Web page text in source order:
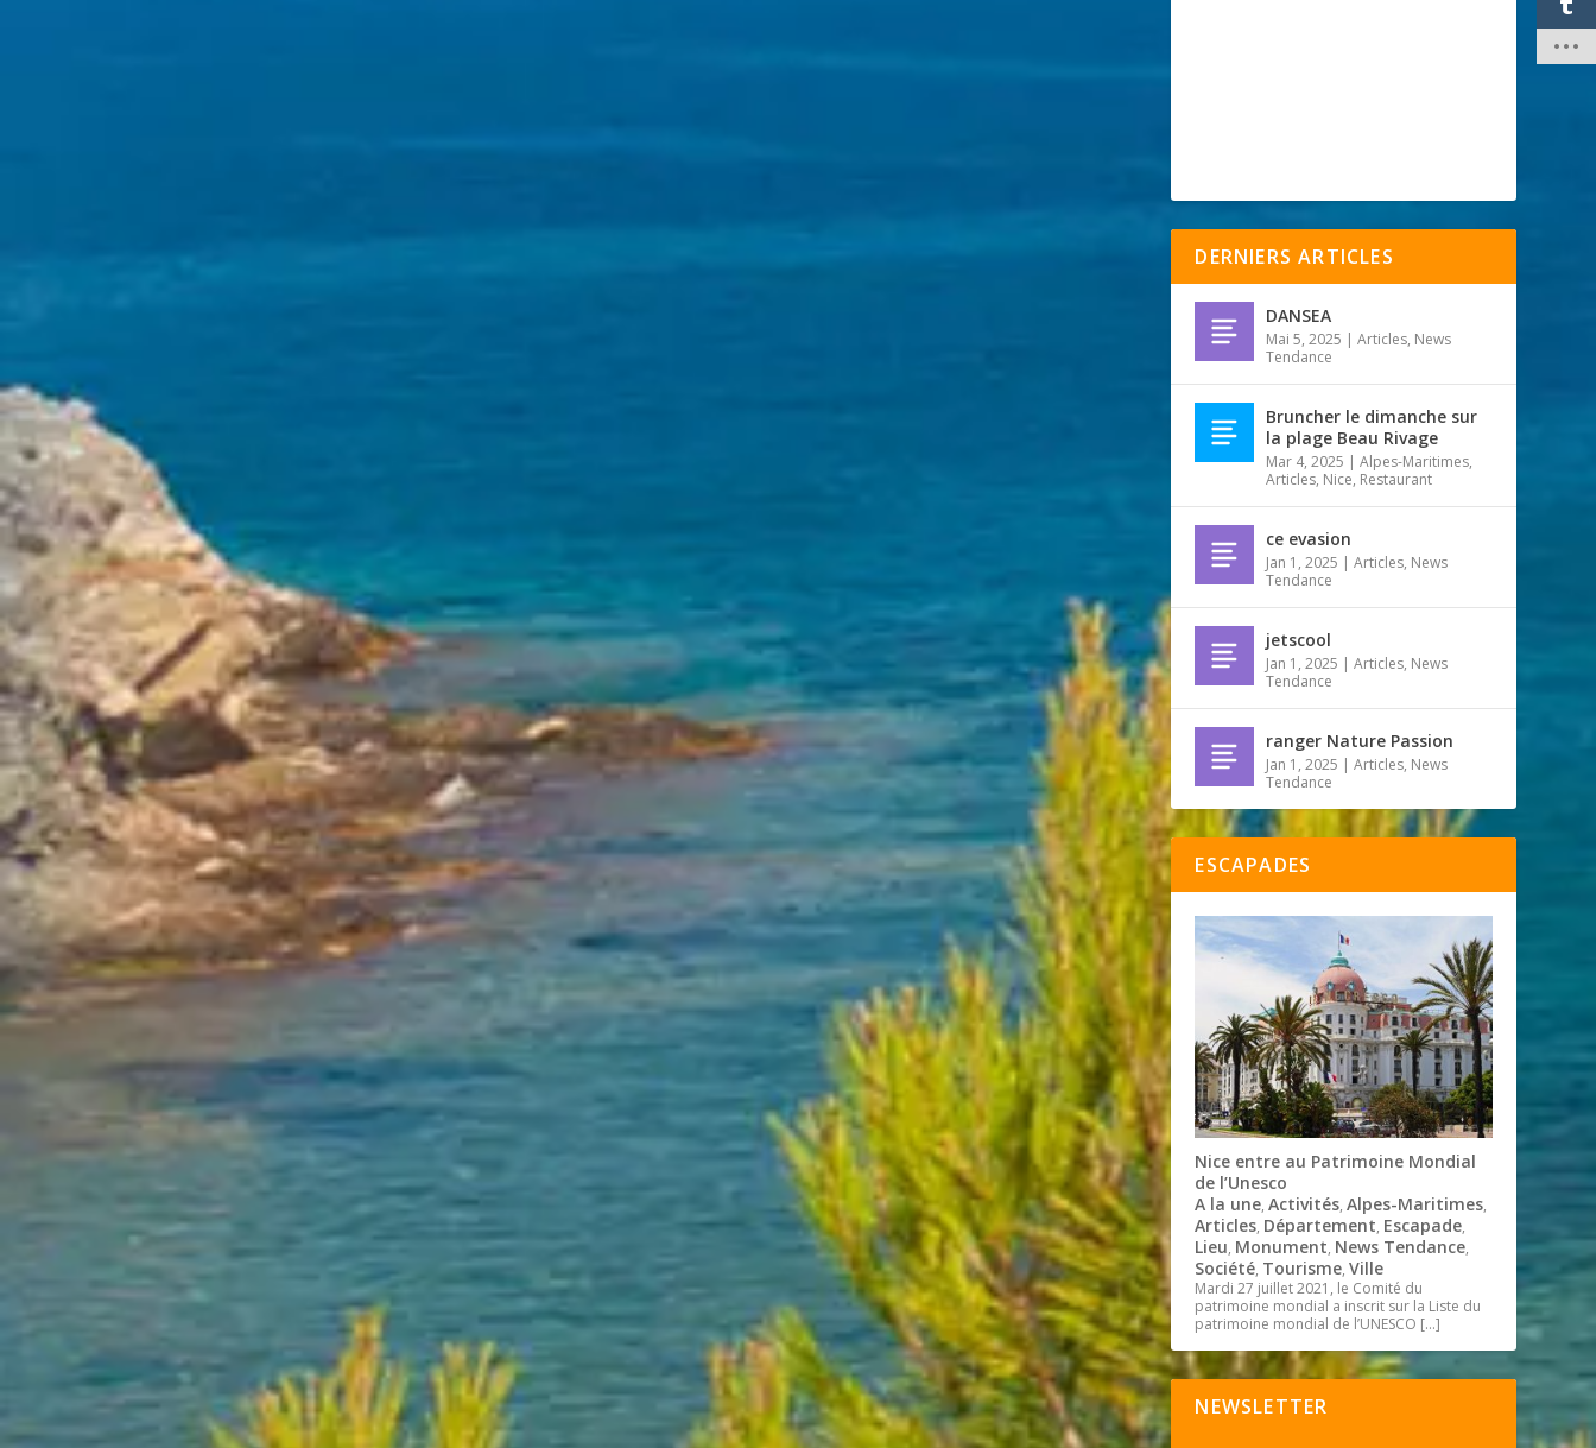
DERNIERS ARTICLES
DANSEA
Mai 5, 2025 |Articles, News
Tendance
Bruncher le dimanche sur
la plage Beau Rivage
Mar 4, 2025 |Alpes-Maritimes,
Articles, Nice, Restaurant
ce evasion
Jan 1, 2025 |Articles, News
Tendance
jetscool
Jan 1, 2025 |Articles, News
Tendance
ranger Nature Passion
Jan 1, 2025 |Articles, News
Tendance
ESCAPADES
Nice entre au Patrimoine Mondial
de l’Unesco
A la une,Activités,Alpes-Maritimes,
Articles, Département, Escapade,
Lieu, Monument, News Tendance,
Société, Tourisme,Ville
Mardi 27 juillet 2021, le Comité du
patrimoine mondial a inscrit sur la Liste du
patrimoine mondial de l’UNESCO […]
NEWSLETTER